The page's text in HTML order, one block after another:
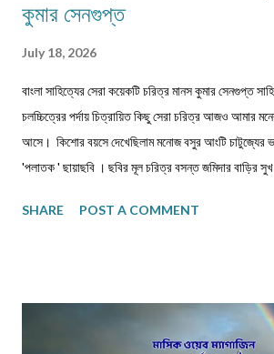
কুমার সেনগুপ্ত
July 18, 2026
বাংলা সাহিত্যের সেরা কয়েকটি চরিত্র মানস কুমার সেনগুপ্ত
চলচ্চিত্রের পর্দায় চিত্রায়িত কিছু সেরা চরিত্র আজও আমার
আসে। কিশোর বয়সে দেখেছিলাম মনোজ বসুর আংটি চাটুজ্যের
'পলাতক ' ছায়াছবি ‌। ছবির মূল চরিত্র বসন্ত জমিদার বাড়ির সুখ
নিজেকে একাত্ম করে নিয়ে ভেবেছি, এমনটা যদি আমি পারতাম।
মুক্তি আলোয় আলোয়, আমার মুক্তি ধূলায় ধূলায় ঘাসে ঘাসে।
চৌধুরীর উপন্যাস 'বনপলাশীর পদাবলী অবলম্বনে নির্মিত
SHARE POST A COMMENT